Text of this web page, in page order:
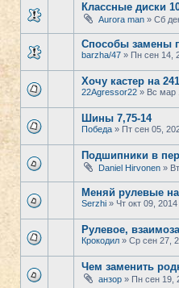
Классные диски
Aurora man » Сб
Способы замены
barzha/47 » Пн сен 14,
Хочу кастер на
22Agressor22 » Вс мар
Шины 7,75-14
Победа » Пт сен 05,
Подшипники в
Daniel Hirvonen »
Меняй рулевые
Serzhi » Чт окт 09,
Рулевое,
Крокодил » Ср сен 27,
Чем заменить
анзор » Пн сен 19,